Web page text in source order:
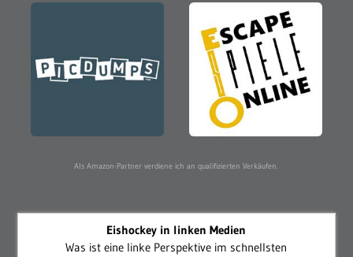
Als Amazon-Partner verdiene ich an qualifizierten Verkäufen.
Eishockey in linken Medien
Was ist eine linke Perspektive im schnellsten